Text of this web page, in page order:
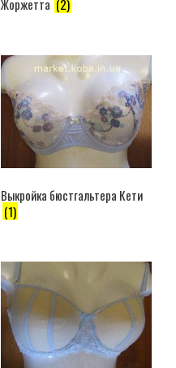
Жоржетта (2)
Выкройка бюстгальтера Кети
(1)